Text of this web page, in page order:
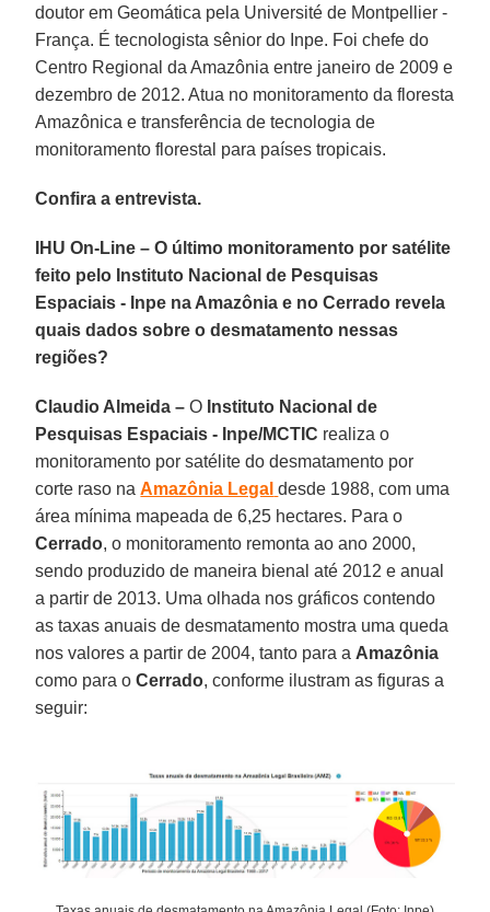
doutor em Geomática pela Université de Montpellier -
França. É tecnologista sênior do Inpe. Foi chefe do
Centro Regional da Amazônia entre janeiro de 2009 e
dezembro de 2012. Atua no monitoramento da floresta
Amazônica e transferência de tecnologia de
monitoramento florestal para países tropicais.
Confira a entrevista.
IHU On-Line – O último monitoramento por satélite
feito pelo Instituto Nacional de Pesquisas
Espaciais - Inpe na Amazônia e no Cerrado revela
quais dados sobre o desmatamento nessas
regiões?
Claudio Almeida – O Instituto Nacional de
Pesquisas Espaciais - Inpe/MCTIC realiza o
monitoramento por satélite do desmatamento por
corte raso naAmazônia Legal desde 1988, com uma
área mínima mapeada de 6,25 hectares. Para o
Cerrado, o monitoramento remonta ao ano 2000,
sendo produzido de maneira bienal até 2012 e anual
a partir de 2013. Uma olhada nos gráficos contendo
as taxas anuais de desmatamento mostra uma queda
nos valores a partir de 2004, tanto para a Amazônia
como para oCerrado, conforme ilustram as figuras a
seguir: